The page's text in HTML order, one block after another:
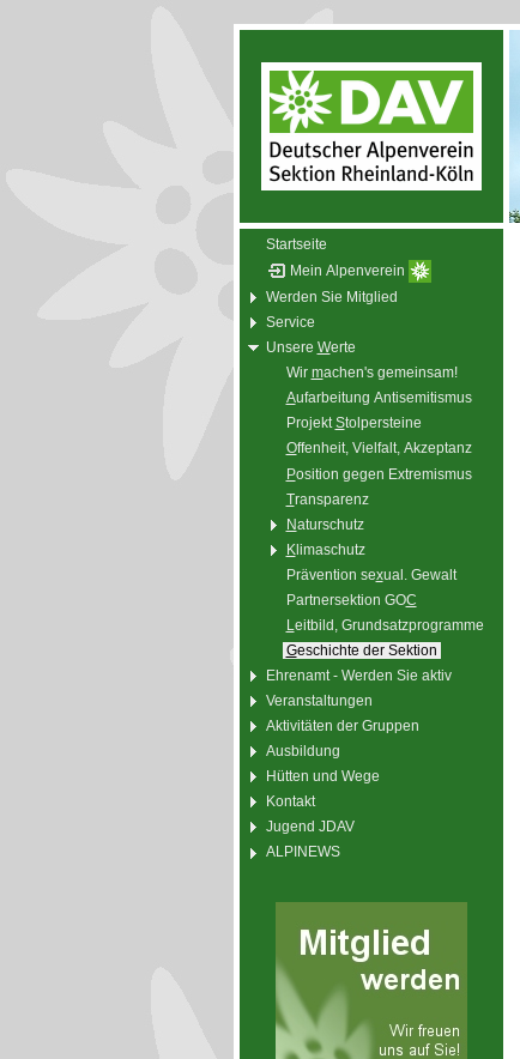
Startseite
Mein Alpenverein
Werden Sie Mitglied
Service
Unsere Werte
Wir machen's gemeinsam!
Aufarbeitung Antisemitismus
ProjektStolpersteine
Offenheit, Vielfalt, Akzeptanz
Position gegen Extremismus
Transparenz
Naturschutz
Klimaschutz
Prävention sexual. Gewalt
Partnersektion GOC
Leitbild, Grundsatzprogramme
Geschichte der Sektion
Ehrenamt - Werden Sie aktiv
Veranstaltungen
Aktivitäten der Gruppen
Ausbildung
Hütten und Wege
Kontakt
Jugend JDAV
ALPINEWS